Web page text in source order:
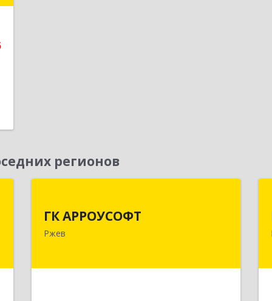
регионов
ГК АРРОУСОФТ
Ржев
Ржев г, Большая Спасская ул, дом №